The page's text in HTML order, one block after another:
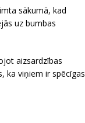
sākumā, kad
uz bumbas
aizsardzības
ka viņiem ir spēcīgas